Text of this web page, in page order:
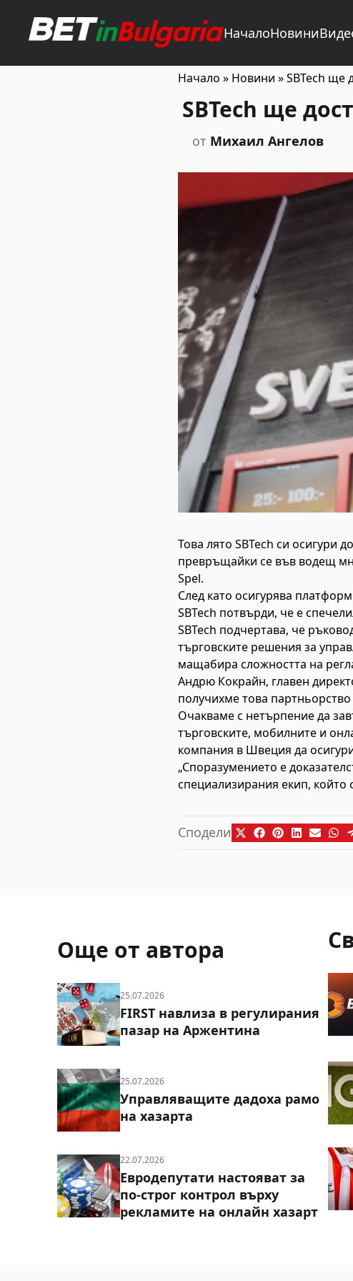
НачалоНовини
Начало » Новини »SBTech ще
SBTech ще
от Михаил Ангелов
Това лято SBTech си осигури
превръщайки се във водещ
Spel.
След като осигурява
SBTech потвърди, че е
SBTech подчертава, че
търговските решения за
мащабира сложността на
Андрю Кокрайн, главен
получихме това
Очакваме с нетърпение да
търговските, мобилните и
компания в Швеция да
„Споразумението е
специализирания екип,
Сподели
Още от автора
25.07.2026
FIRST навлиза в регулирания
пазар на Аржентина
25.07.2026
Управляващите дадоха рамо
на хазарта
22.07.2026
Евродепутати настояват за
по-строг контрол върху
рекламите на онлайн хазарт